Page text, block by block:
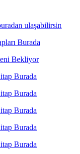
ulaşabilirsin
Burada
Bekliyor
Burada
Burada
Burada
Burada
Burada